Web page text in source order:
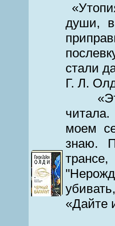
души,
стали
Г. Л.
«Это
моем
знаю.
«Дайте